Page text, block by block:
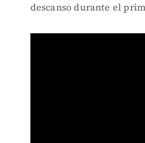
descanso durante el